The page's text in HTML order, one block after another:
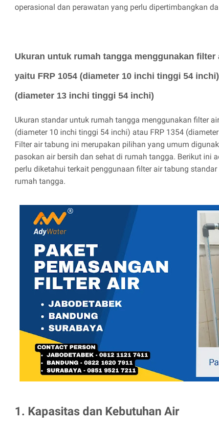
operasional dan perawatan yang perlu dipertimbangkan
Ukuran untuk rumah tangga menggunakan
yaitu FRP 1054 (diameter 10 inchi tinggi 54
(diameter 13 inchi tinggi 54 inchi)
Ukuran standar untuk rumah tangga menggunakan filter
(diameter 10 inchi tinggi 54 inchi) atau FRP 1354
Filter air tabung ini merupakan pilihan yang umum
pasokan air bersih dan sehat di rumah tangga. Berikut ini
perlu diketahui terkait penggunaan filter air tabung standar
rumah tangga.
1. Kapasitas dan Kebutuhan Air